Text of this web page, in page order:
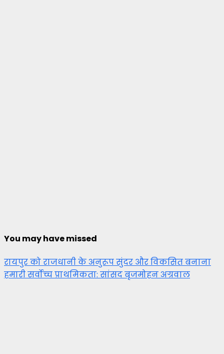
You may have missed
रायपुर को राजधानी के अनुरूप सुंदर और विकसित बनाना
हमारी सर्वोच्च प्राथमिकता: सांसद बृजमोहन अग्रवाल